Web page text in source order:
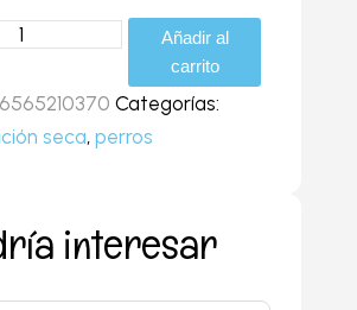
Añadir al
carrito
Categorías:
seca, perros
interesar